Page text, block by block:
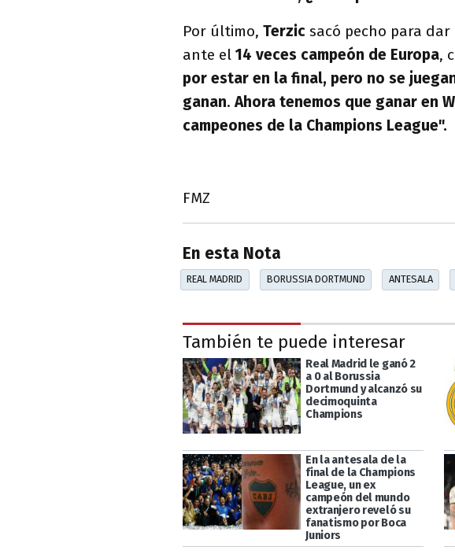
Por último, Terzic sacó pecho para
ante el 14 veces campeón de Europa,
por estar en la final, pero no se
ganan.Ahora tenemos que ganar en
campeones de la Champions League".
FMZ
En esta Nota
REAL MADRID BORUSSIA DORTMUND ANTESALA
También te puede interesar
Real Madrid le ganó 2
a 0 al Borussia
Dortmund y alcanzó su
decimoquinta
Champions
En la antesala de la
final de la Champions
League, un ex
campeón del mundo
extranjero reveló su
fanatismo por Boca
Juniors